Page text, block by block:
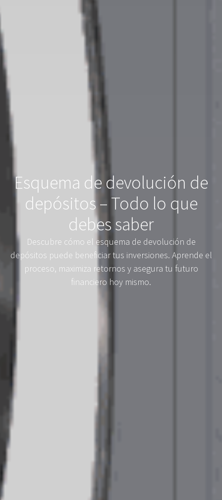
Esquema de devolución de
depósitos – Todo lo que
debes saber
Descubre cómo el esquema de devolución de
depósitos puede beneficiar tus inversiones. Aprende el
proceso, maximiza retornos y asegura tu futuro
financiero hoy mismo.